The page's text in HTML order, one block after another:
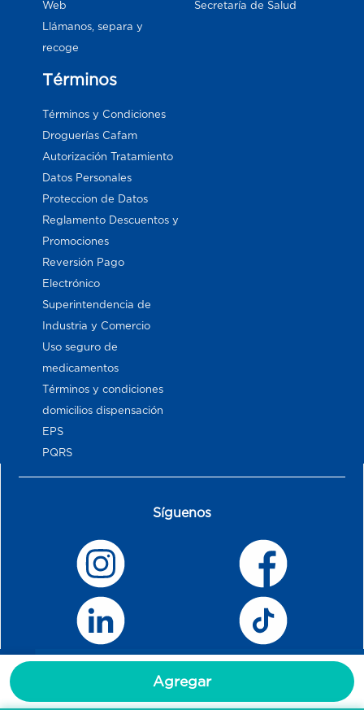
Agregar
Web
Llámanos, separa y
recoge
Secretaría de Salud
Términos
Términos y Condiciones
Droguerías Cafam
Autorización Tratamiento
Datos Personales
Proteccion de Datos
Reglamento Descuentos y
Promociones
Reversión Pago
Electrónico
Superintendencia de
Industria y Comercio
Uso seguro de
medicamentos
Términos y condiciones
domicilios dispensación
EPS
PQRS
Síguenos